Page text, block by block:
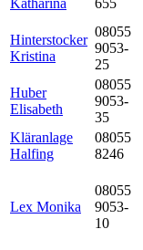
Katharina
655
Hinterstocker
Kristina
08055
9053-
25
Huber
Elisabeth
08055
9053-
35
Kläranlage
Halfing
08055
8246
Lex Monika
08055
9053-
10